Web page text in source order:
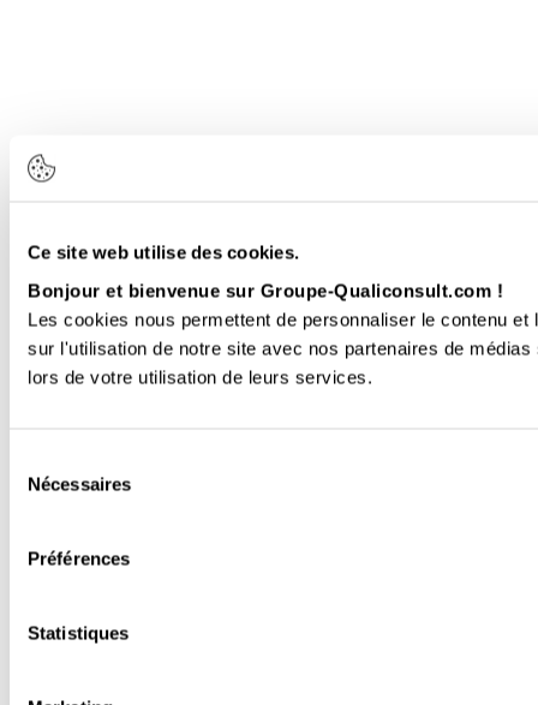
Ce site web utilise des cookies.
Bonjour et bienvenue sur Groupe-Qualiconsult.com !
Les cookies nous permettent de personnaliser le contenu
sur l'utilisation de notre site avec nos partenaires de
lors de votre utilisation de leurs services.
Nécessaires
Préférences
Statistiques